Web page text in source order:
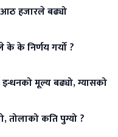
हजारले बढ्यो
के के निर्णय गर्यो ?
मूल्य बढ्यो, ग्यासको
तोलाको कति पुग्यो ?